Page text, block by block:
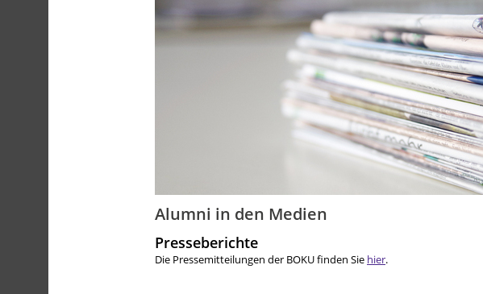
Alumni in den Medien
Presseberichte
Die Pressemitteilungen der BOKU finden Sie hier.